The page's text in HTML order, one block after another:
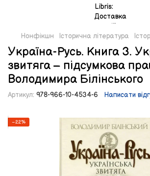
Нонфікшн Історична література
Україна-Русь. Книга 3.
звитяга – підсумкова
Володимира Білінського
Артикул: 978-966-10-4534-6 Написати
−22%